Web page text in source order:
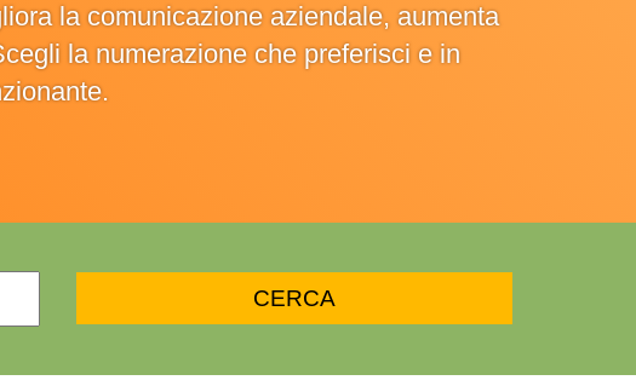
la comunicazione aziendale, aumenta
la numerazione che preferisci e in